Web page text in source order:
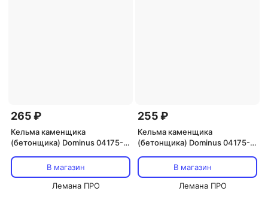
265 ₽
Кельма каменщика
(бетонщика) Dominus 04175-
В магазин
Лемана ПРО
255 ₽
Кельма каменщика
(бетонщика) Dominus 04175-
В магазин
Лемана ПРО